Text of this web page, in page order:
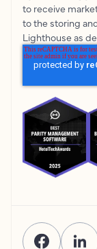
to receive
to the storing
Lighthouse as